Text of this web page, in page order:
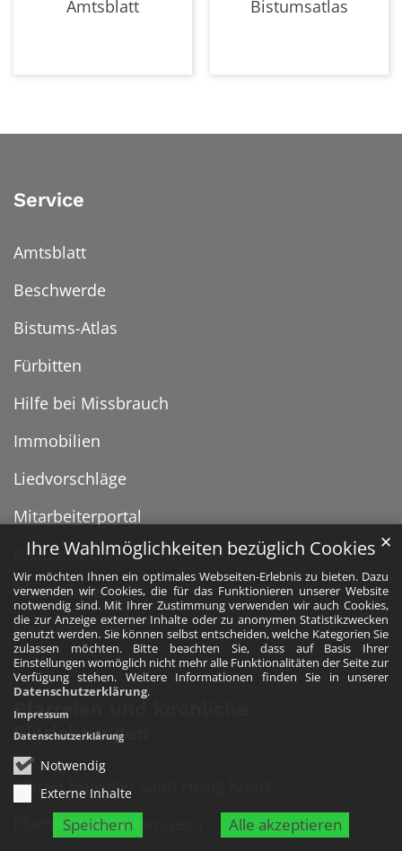
Ihre Wahlmöglichkeiten bezüglich Cookies
Wir möchten Ihnen ein optimales Webseiten-Erlebnis zu bieten. Dazu
verwenden wir Cookies, die für das Funktionieren unserer Website
notwendig sind. Mit Ihrer Zustimmung verwenden wir auch Cookies,
die zur Anzeige externer Inhalte oder zu anonymen Statistikzwecken
genutzt werden. Sie können selbst entscheiden, welche Kategorien Sie
zulassen möchten. Bitte beachten Sie, dass auf Basis Ihrer
Einstellungen womöglich nicht mehr alle Funktionalitäten der Seite zur
Verfügung stehen. Weitere Informationen finden Sie in unserer
Datenschutzerklärung.
Notwendig
Externe Inhalte
Speichern Alle akzeptieren
✕
Impressum
Datenschutzerklärung
Amtsblatt Bistumsatlas
Service
Amtsblatt
Beschwerde
Bistums-Atlas
Fürbitten
Hilfe bei Missbrauch
Immobilien
Liedvorschläge
Mitarbeiterportal
Bistumsarchiv
Pfarreifinder
Stellenanzeigen
Pfarreien und kirchliche
Einrichtungen
Pfarrei Breisiger Land Heilig Kreuz
Pfarrei Brohltal Herz Jesu